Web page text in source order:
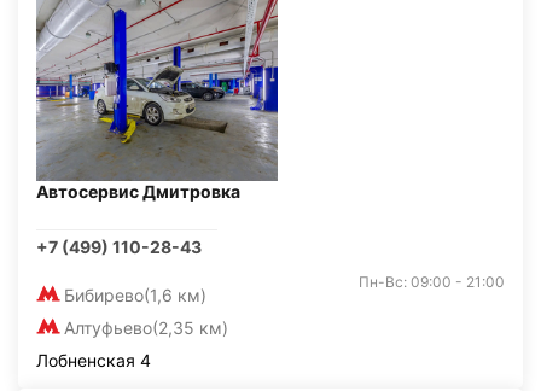
Автосервис Дмитровка
+7 (499) 110-28-43
Бибирево(1,6 км)
Алтуфьево(2,35 км)
Пн-Вс: 09:00 - 21:00
Лобненская 4